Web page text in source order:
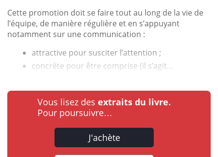
Cette promotion doit se faire tout au long de la vie de
l’équipe, de manière régulière et en s’appuyant
notamment sur une communication :
attractive pour susciter l’attention ;
concrète pour être comprise (il s’agit...
Vous lisez des extraits du livre.
Pour poursuivre…
J'achète